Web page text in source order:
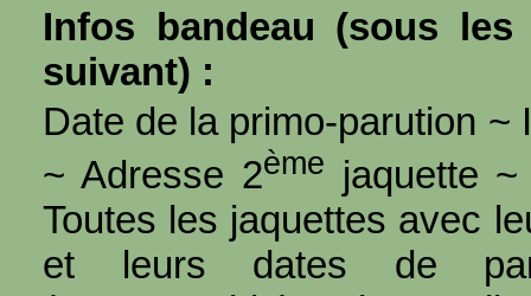
Infos bandeau (sous
suivant) :
Date de la primo-parution ~
~ Adresse 2ème jaquette
Toutes les jaquettes avec
et leurs dates de